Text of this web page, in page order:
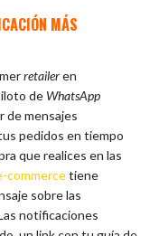
MÁS
retaileren
de WhatsApp
de mensajes
pedidos en tiempo
que realices en las
commercetiene
sobre las
notificaciones